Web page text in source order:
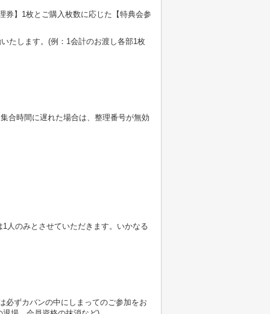
券】1枚とご購入枚数に応じた【特典会参
たします。(例：1会計のお渡し各部1枚
合時間に遅れた場合は、整理番号が無効
人のみとさせていただきます。いかなる
必ずカバンの中にしまってのご参加をお